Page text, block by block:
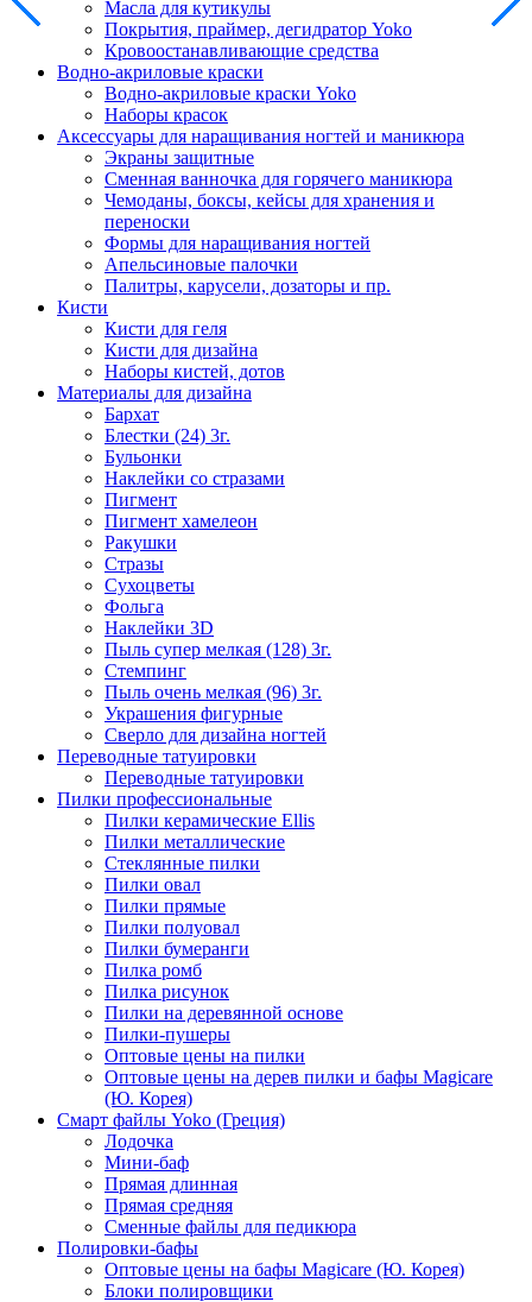
Масла для кутикулы
Покрытия, праймер, дегидратор Yoko
Кровоостанавливающие средства
Водно-акриловые краски
Водно-акриловые краски Yoko
Наборы красок
Аксессуары для наращивания ногтей и маникюра
Экраны защитные
Сменная ванночка для горячего маникюра
Чемоданы, боксы, кейсы для хранения и
переноски
Формы для наращивания ногтей
Апельсиновые палочки
Палитры, карусели, дозаторы и пр.
Кисти
Кисти для геля
Кисти для дизайна
Наборы кистей, дотов
Материалы для дизайна
Бархат
Блестки (24) 3г.
Бульонки
Наклейки со стразами
Пигмент
Пигмент хамелеон
Ракушки
Стразы
Сухоцветы
Фольга
Наклейки 3D
Пыль супер мелкая (128) 3г.
Стемпинг
Пыль очень мелкая (96) 3г.
Украшения фигурные
Сверло для дизайна ногтей
Переводные татуировки
Переводные татуировки
Пилки профессиональные
Пилки керамические Ellis
Пилки металлические
Стеклянные пилки
Пилки овал
Пилки прямые
Пилки полуовал
Пилки бумеранги
Пилка ромб
Пилка рисунок
Пилки на деревянной основе
Пилки-пушеры
Оптовые цены на пилки
Оптовые цены на дерев пилки и бафы Magicare
(Ю. Корея)
Смарт файлы Yoko (Греция)
Лодочка
Мини-баф
Прямая длинная
Прямая средняя
Сменные файлы для педикюра
Полировки-бафы
Оптовые цены на бафы Magicare (Ю. Корея)
Блоки полировщики